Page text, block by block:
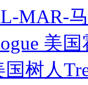
MAR-
美国
国树人